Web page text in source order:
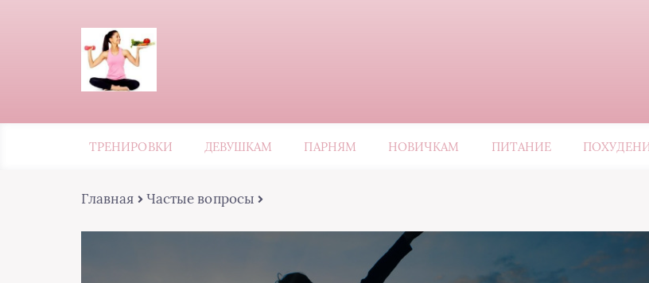
ТРЕНИРОВКИ ДЕВУШКАМ ПАРНЯМ НОВИЧКАМ ПИТАНИЕ
Главная Частые вопросы